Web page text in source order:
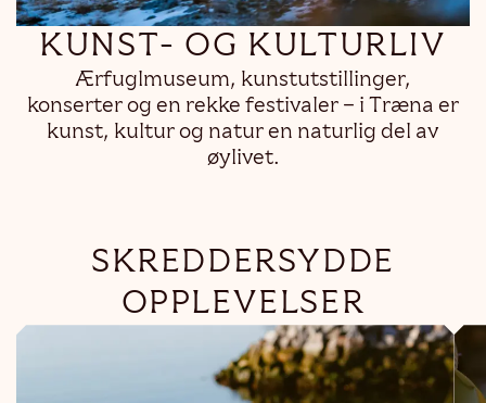
KUNST- OG KULTURLIV
Ærfuglmuseum, kunstutstillinger,
konserter og en rekke festivaler – i Træna er
kunst, kultur og natur en naturlig del av
øylivet.
SKREDDERSYDDE
OPPLEVELSER